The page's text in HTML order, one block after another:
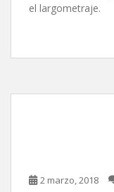
el largometraje.
2 marzo, 2018